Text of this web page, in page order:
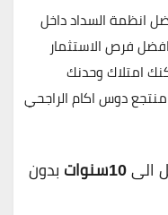
انظمة السداد داخل
فرص الاستثمار
امتلاك وحدنك
منتجع دوس اكام الراجحي
الى10سنوات
بدون